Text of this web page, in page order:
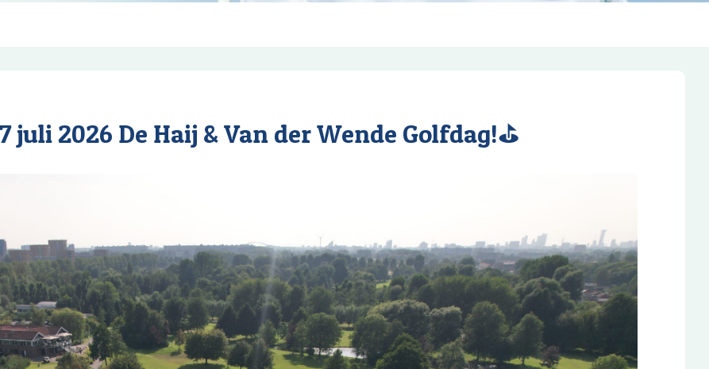
juli 2026 De Haij & Van der Wende Golfdag!⛳